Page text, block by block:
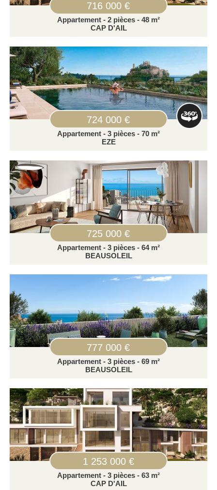
716 000 €
Appartement - 2 pièces - 48 m²
CAP D'AIL
724 000 €
Appartement - 3 pièces - 70 m²
EZE
725 000 €
Appartement - 3 pièces - 64 m²
BEAUSOLEIL
777 000 €
Appartement - 3 pièces - 69 m²
BEAUSOLEIL
1 253 000 €
Appartement - 3 pièces - 63 m²
CAP D'AIL